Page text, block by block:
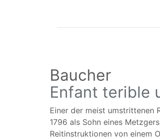
Baucher
Enfant terible
Einer der meist umstrittenen
1796 als Sohn eines
Reitinstruktionen von einem